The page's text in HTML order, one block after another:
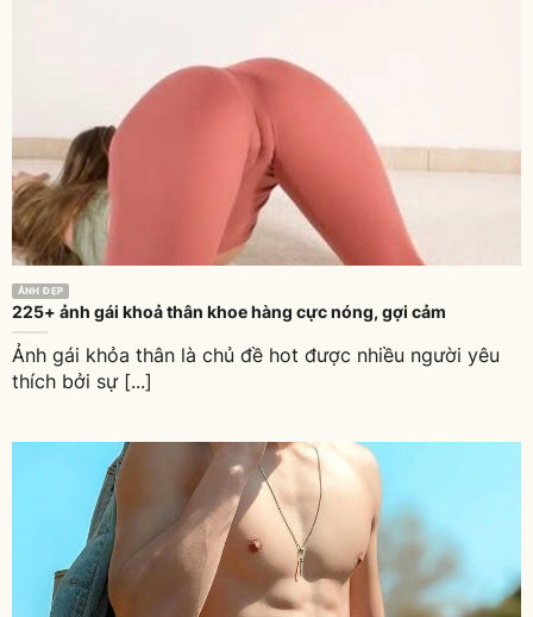
ẢNH ĐẸP
225+ ảnh gái khoả thân khoe hàng cực nóng, gợi cảm
Ảnh gái khỏa thân là chủ đề hot được nhiều người yêu
thích bởi sự [...]